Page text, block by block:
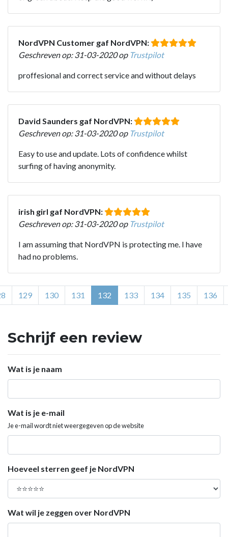
NordVPN Customer gaf NordVPN:
Geschreven op: 31-03-2020 op Trustpilot
proffesional and correct service and without delays
David Saunders gaf NordVPN:
Geschreven op: 31-03-2020 op Trustpilot
Easy to use and update. Lots of confidence whilst
surfing of having anonymity.
irish girl gaf NordVPN:
Geschreven op: 31-03-2020 op Trustpilot
I am assuming that NordVPN is protecting me. I have
had no problems.
129 130 131 132 133 134 135 136
Schrijf een review
Wat is je naam
Wat is je e-mail
Je e-mail wordt niet weergegeven op de website
Hoeveel sterren geef je NordVPN
Wat wil je zeggen over NordVPN